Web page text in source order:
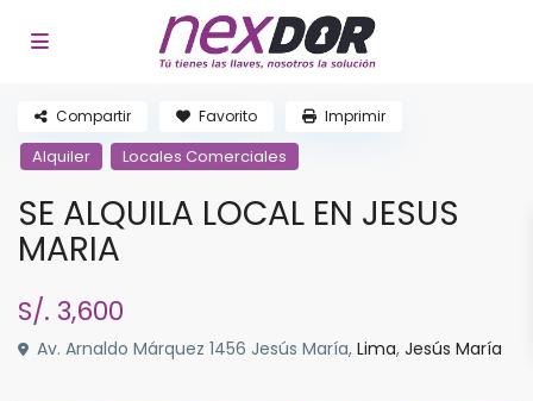
Alquiler Locales Comerciales
SE ALQUILA LOCAL EN JESUS
MARIA
S/. 3,600
Av. Arnaldo Márquez 1456 Jesús María,Lima,Jesús María
Compartir Favorito Imprimir